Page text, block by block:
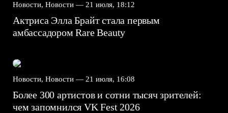
Новости, Новости — 21 июля, 18:12
Актриса Элла Брайт стала первым
амбассадором Rare Beauty
Новости, Новости — 21 июля, 16:08
Более 300 артистов и сотни тысяч зрителей:
чем запомнился VK Fest 2026